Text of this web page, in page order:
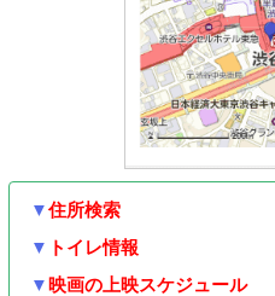
▼住所検索
▼
トイレ情報
▼ 映画の上映スケジュール